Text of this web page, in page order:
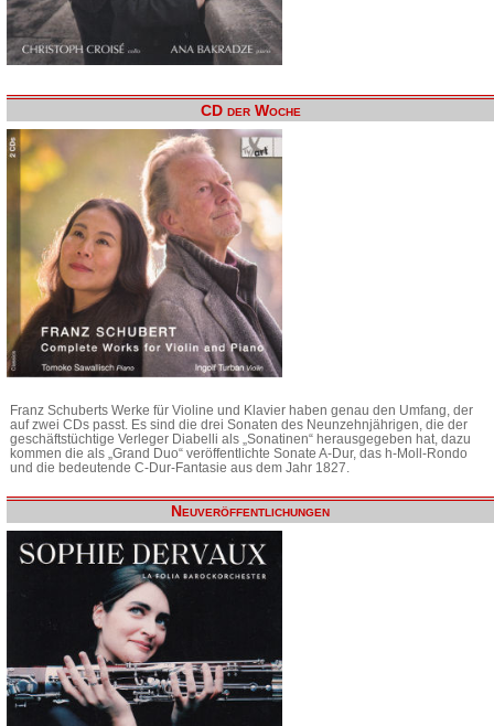
CD der Woche
Franz Schuberts Werke für Violine und Klavier haben genau den Umfang, der
auf zwei CDs passt. Es sind die drei Sonaten des Neunzehnjährigen, die der
geschäftstüchtige Verleger Diabelli als „Sonatinen“ herausgegeben hat, dazu
kommen die als „Grand Duo“ veröffentlichte Sonate A-Dur, das h-Moll-Rondo
und die bedeutende C-Dur-Fantasie aus dem Jahr 1827.
Neuveröffentlichungen